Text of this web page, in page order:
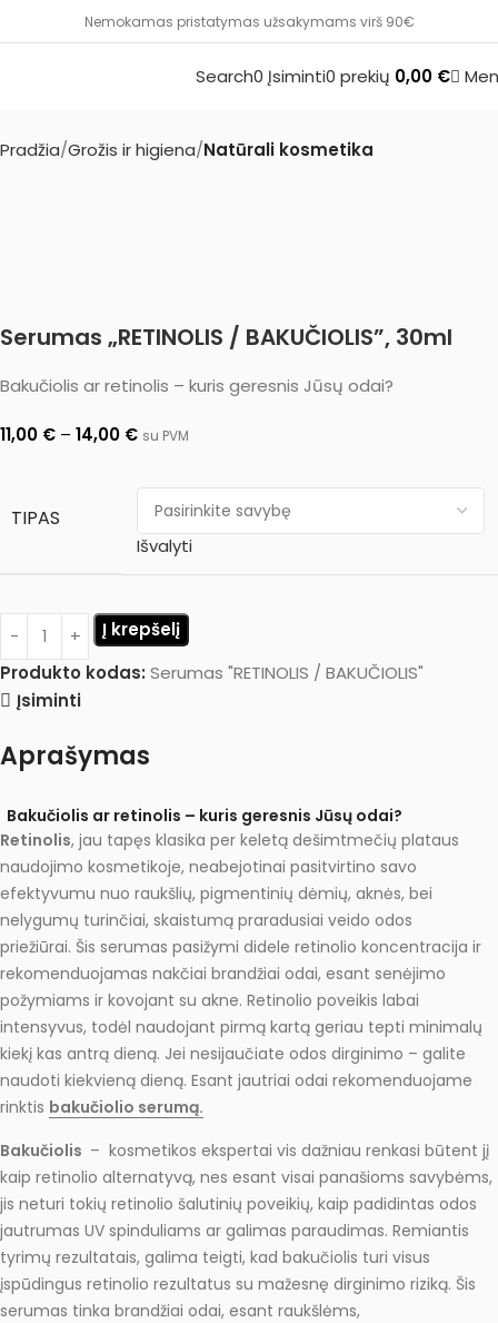
Nemokamas pristatymas užsakymams virš 90€
Search0 Įsiminti0 prekių 0,00 €
Pradžia Grožis ir higiena Natūrali kosmetika
Serumas „RETINOLIS / BAKUČIOLIS”, 30ml
Bakučiolis ar retinolis – kuris geresnis Jūsų odai?
11,00 € – 14,00 € su PVM
TIPAS
Išvalyti
Į krepšelį
Produkto kodas: Serumas "RETINOLIS / BAKUČIOLIS"
Įsiminti
Aprašymas
Bakučiolis ar retinolis – kuris geresnis Jūsų odai?
Retinolis, jau tapęs klasika per keletą dešimtmečių plataus
naudojimo kosmetikoje, neabejotinai pasitvirtino savo
efektyvumu nuo raukšlių, pigmentinių dėmių, aknės, bei
nelygumų turinčiai, skaistumą praradusiai veido odos
priežiūrai. Šis serumas pasižymi didele retinolio koncentracija ir
rekomenduojamas nakčiai brandžiai odai, esant senėjimo
požymiams ir kovojant su akne. Retinolio poveikis labai
intensyvus, todėl naudojant pirmą kartą geriau tepti minimalų
kiekį kas antrą dieną. Jei nesijaučiate odos dirginimo – galite
naudoti kiekvieną dieną. Esant jautriai odai rekomenduojame
rinktis bakučiolio serumą.
Bakučiolis – kosmetikos ekspertai vis dažniau renkasi būtent jį
kaip retinolio alternatyvą, nes esant visai panašioms savybėms,
jis neturi tokių retinolio šalutinių poveikių, kaip padidintas odos
jautrumas UV spinduliams ar galimas paraudimas. Remiantis
tyrimų rezultatais, galima teigti, kad bakučiolis turi visus
įspūdingus retinolio rezultatus su mažesnę dirginimo riziką. Šis
serumas tinka brandžiai odai, esant raukšlėms,